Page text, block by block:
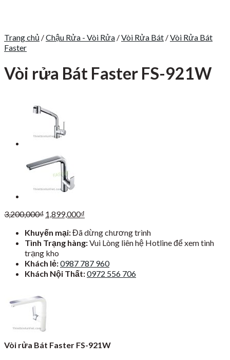
Trang chủ /Chậu Rửa - Vòi Rửa /Vòi Rửa Bát /Vòi Rửa Bát
Faster
Vòi rửa Bát Faster FS-921W
3,200,000₫ Giá
là:
3,200,000₫.
1,899,000₫
tại
là:
Khuyến mại:Đã dừng chương trình
Tình Trạng hàng:Vui Lòng liên hệ Hotline để xem tình
trạng kho
Khách lẻ:0987 787 960
Khách Nội Thất:0972 556 706
Vòi rửa Bát Faster FS-921W